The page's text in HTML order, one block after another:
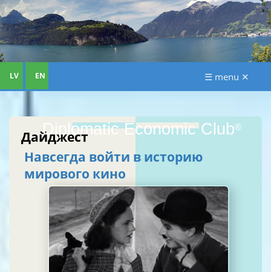
Diplomatic Economic Club®
LV EN ☰ menu ✕
Дайджест
Навсегда войти в историю
мирового кино